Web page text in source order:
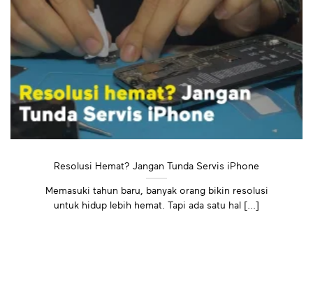
Resolusi Hemat? Jangan Tunda Servis iPhone
Memasuki tahun baru, banyak orang bikin resolusi
untuk hidup lebih hemat. Tapi ada satu hal [...]